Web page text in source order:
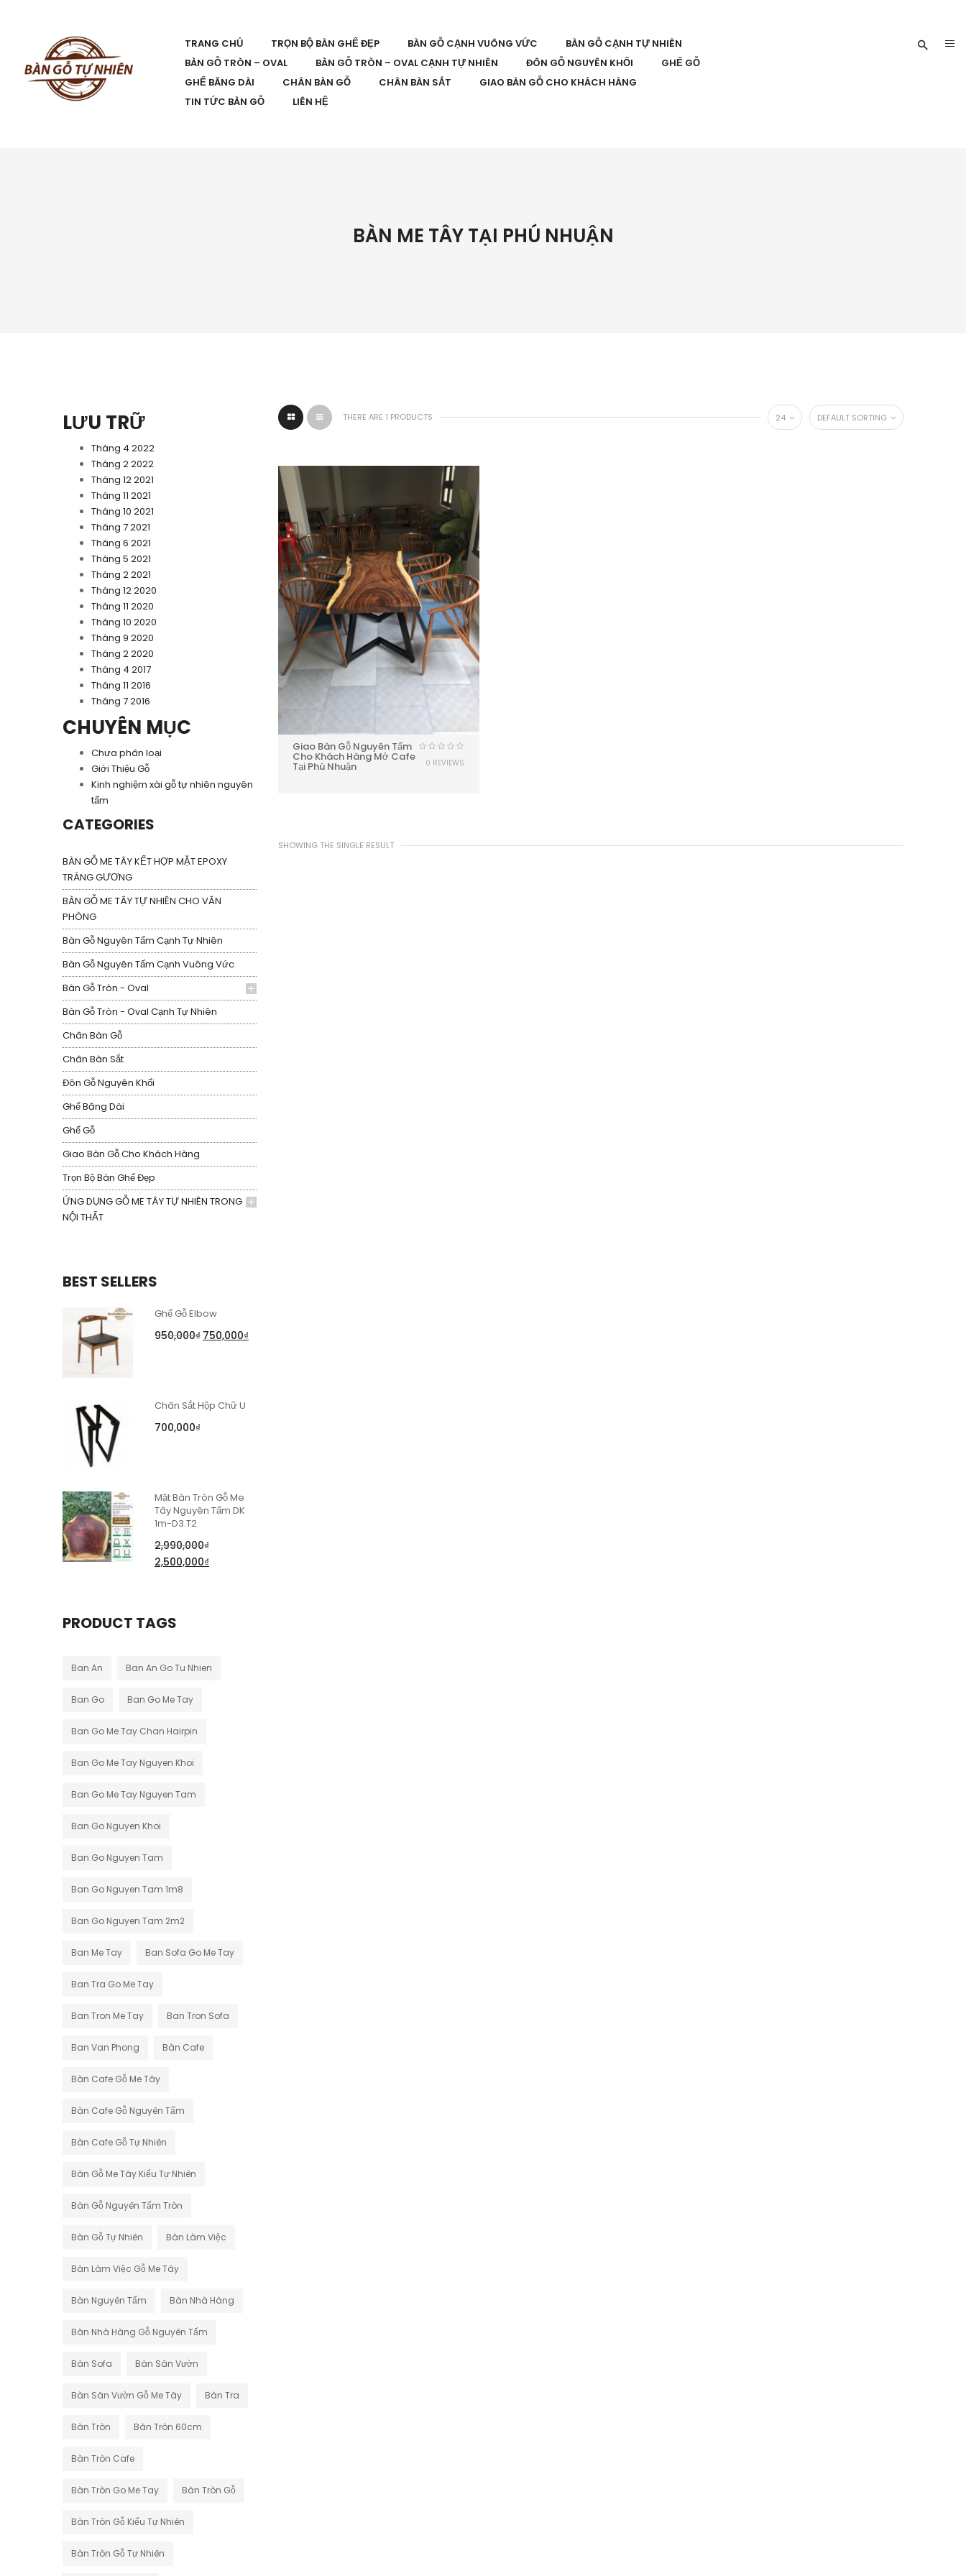
TRANG CHỦ TRỌN BỘ BÀN GHẾ ĐẸP BÀN GỖ CẠNH VUÔNG VỨC
BÀN GỖ CẠNH TỰ NHIÊN
BÀN GỖ TRÒN – OVAL
BÀN GỖ TRÒN – OVAL CẠNH TỰ NHIÊN ĐÔN GỖ NGUYÊN KHỐI
GHẾ GỖ
GHẾ BĂNG DÀI
CHÂN BÀN GỖ CHÂN BÀN SẮT
GIAO BÀN GỖ CHO KHÁCH HÀNG
TIN TỨC BÀN GỖ
LIÊN HỆ
BÀN ME TÂY TẠI PHÚ NHUẬN
LƯU TRỮ
Tháng 4 2022
Tháng 2 2022
Tháng 12 2021
Tháng 11 2021
Tháng 10 2021
Tháng 7 2021
Tháng 6 2021
Tháng 5 2021
Tháng 2 2021
Tháng 12 2020
Tháng 11 2020
Tháng 10 2020
Tháng 9 2020
Tháng 2 2020
Tháng 4 2017
Tháng 11 2016
Tháng 7 2016
CHUYÊN MỤC
Chưa phân loại
Giới Thiệu Gỗ
Kinh nghiệm xài gỗ tự nhiên nguyên
tấm
CATEGORIES
BÀN GỖ ME TÂY KẾT HỢP MẶT EPOXY
TRÁNG GƯƠNG
BÀN GỖ ME TÂY TỰ NHIÊN CHO VĂN
PHÒNG
Bàn Gỗ Nguyên Tấm Cạnh Tự Nhiên
Bàn Gỗ Nguyên Tấm Cạnh Vuông Vức
Bàn Gỗ Tròn - Oval
Bàn Gỗ Tròn - Oval Cạnh Tự Nhiên
Chân Bàn Gỗ
Chân Bàn Sắt
Đôn Gỗ Nguyên Khối
Ghế Băng Dài
Ghế Gỗ
Giao Bàn Gỗ Cho Khách Hàng
Trọn Bộ Bàn Ghế Đẹp
ỨNG DỤNG GỖ ME TÂY TỰ NHIÊN TRONG
NỘI THẤT
BEST SELLERS
Ghế Gỗ Elbow
950,000₫ 750,000₫
Chân Sắt Hộp Chữ U
700,000₫
Mặt Bàn Tròn Gỗ Me
Tây Nguyên Tấm DK
1m-D3.T2
2,990,000₫
2,500,000₫
PRODUCT TAGS
Ban An Ban An Go Tu Nhien
Ban Go Ban Go Me Tay
Ban Go Me Tay Chan Hairpin
Ban Go Me Tay Nguyen Khoi
Ban Go Me Tay Nguyen Tam
Ban Go Nguyen Khoi
Ban Go Nguyen Tam
Ban Go Nguyen Tam 1m8
Ban Go Nguyen Tam 2m2
Ban Me Tay Ban Sofa Go Me Tay
Ban Tra Go Me Tay
Ban Tron Me Tay Ban Tron Sofa
Ban Van Phong Bàn Cafe
Bàn Cafe Gỗ Me Tây
Bàn Cafe Gỗ Nguyên Tấm
Bàn Cafe Gỗ Tự Nhiên
Bàn Gỗ Me Tây Kiểu Tự Nhiên
Bàn Gỗ Nguyên Tấm Tròn
Bàn Gỗ Tự Nhiên Bàn Làm Việc
Bàn Làm Việc Gỗ Me Tây
Bàn Nguyên Tấm Bàn Nhà Hàng
Bàn Nhà Hàng Gỗ Nguyên Tấm
Bàn Sofa Bàn Sân Vườn
Bàn Sân Vườn Gỗ Me Tây Bàn Tra
Bàn Tròn Bàn Tròn 60cm
Bàn Tròn Cafe
Bàn Tròn Go Me Tay Bàn Tròn Gỗ
Bàn Tròn Gỗ Kiểu Tự Nhiên
Bàn Tròn Gỗ Tự Nhiên
THERE ARE 1 PRODUCTS DEFAULT SORTING
24
Giao Bàn Gỗ Nguyên Tấm
Cho Khách Hàng Mở Cafe
Tại Phú Nhuận 0 REVIEWS
SHOWING THE SINGLE RESULT